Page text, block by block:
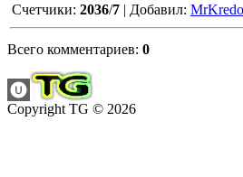
Счетчики: 2036/7 | Добавил: MrKredo
Всего комментариев: 0
Copyright TG © 2026